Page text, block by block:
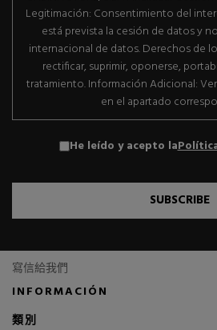
Legitimación: Consentimiento del
está prevista la cesión de datos y
internacional de datos. Derechos de
rectificar, suprimir, oponerse,
tratamiento. Información Adicional:
en el apartado
He leído y acepto la
SUBSCRIBE
寫信給我們
INFORMACIÓN
類別